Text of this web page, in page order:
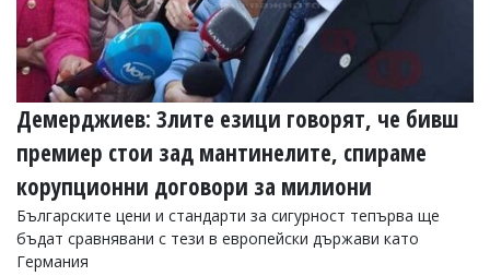
въвеждат
от
читателите
и
редакцията
не
носи
отговорност
за
тях!
Ако
откриете
обиден
за
Демерджиев: Злите езици говорят, че бивш
премиер стои зад мантинелите, спираме
корупционни договори за милиони
Българските цени и стандарти за сигурност тепърва ще
бъдат сравнявани с тези в европейски държави като
Германия